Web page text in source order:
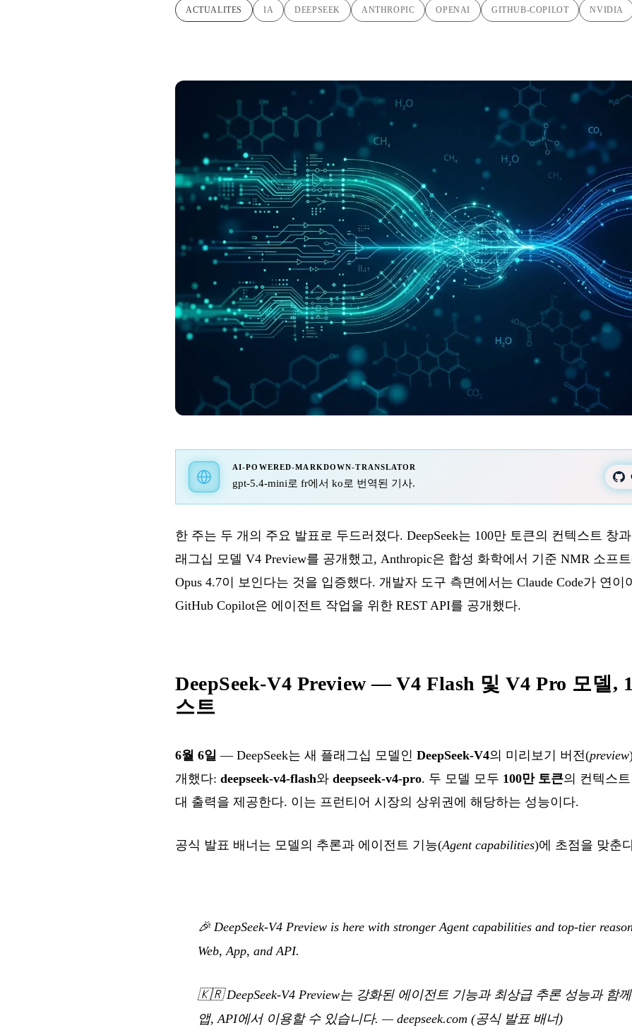
ACTUALITES IA DEEPSEEK ANTHROPIC OPENAI GITHUB-COPILOT NVIDIA
AI-POWERED-MARKDOWN-TRANSLATOR
gpt-5.4-mini로 fr에서 ko로 번역된 기사.
한 주는 두 개의 주요 발표로 두드러졌다. DeepSeek는 100만 토큰의 컨텍스트 창
래그십 모델 V4 Preview를 공개했고, Anthropic은 합성 화학에서 기준 NMR 소프
Opus 4.7이 보인다는 것을 입증했다. 개발자 도구 측면에서는 Claude Code가 연이
GitHub Copilot은 에이전트 작업을 위한 REST API를 공개했다.
DeepSeek-V4 Preview — V4 Flash 및 V4 Pro 모델,
스트
6월 6일 — DeepSeek는 새 플래그십 모델인 DeepSeek-V4의 미리보기 버전(preview
개했다: deepseek-v4-flash와 deepseek-v4-pro. 두 모델 모두 100만 토큰의 컨텍스
대 출력을 제공한다. 이는 프런티어 시장의 상위권에 해당하는 성능이다.
공식 발표 배너는 모델의 추론과 에이전트 기능(Agent capabilities)에 초점을 맞춘
🎉 DeepSeek-V4 Preview is here with stronger Agent capabilities and top-tier
Web, App, and API.
🇰🇷DeepSeek-V4 Preview는 강화된 에이전트 기능과 최상급 추론 성능과 함
앱, API에서 이용할 수 있습니다. — deepseek.com (공식 발표 배너)